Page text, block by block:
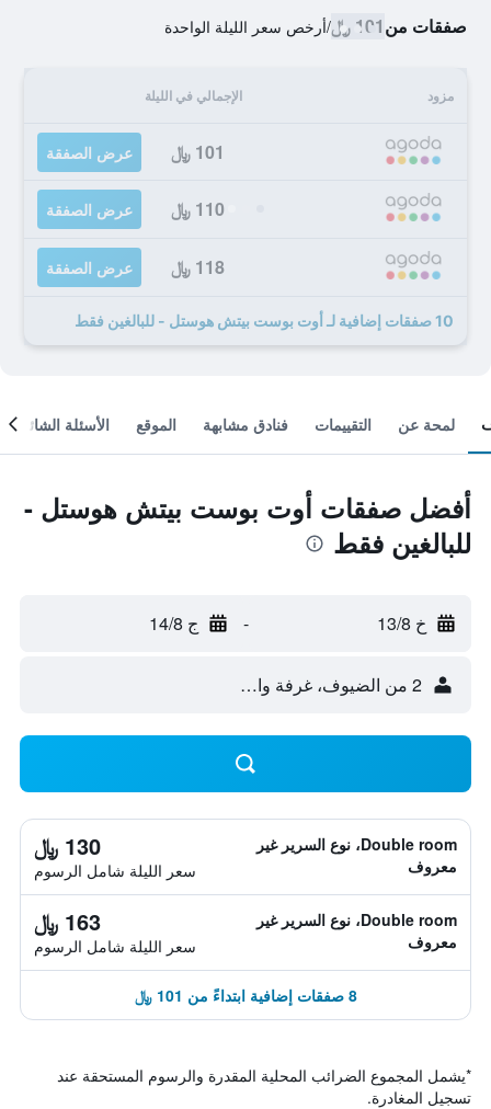
صفقات من101 ﷼ /أرخص سعر الليلة الواحدة
مزود الإجمالي في الليلة
101 ﷼ عرض الصفقة
110 ﷼ عرض الصفقة
118 ﷼ عرض الصفقة
10 صفقات إضافية لـ أوت بوست بيتش هوستل - للبالغين فقط
لمحة عن التقييمات فنادق مشابهة الموقع الأسئلة الشائعة
أفضل صفقات أوت بوست بيتش هوستل -
للبالغين فقط
خ 13/8 - ج 14/8
2 من الضيوف، غرفة واحدة
Double room، نوع السرير غير
معروف
130 ﷼
سعر الليلة شامل الرسوم
Double room، نوع السرير غير
معروف
163 ﷼
سعر الليلة شامل الرسوم
8 صفقات إضافية ابتداءً من 101 ﷼
*يشمل المجموع الضرائب المحلية المقدرة والرسوم المستحقة عند
تسجيل المغادرة.